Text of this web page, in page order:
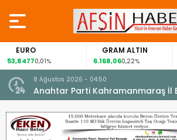
EURO
53,84770,01%
GRAM ALTIN
6.168,060,22%
8 Ağustos 2026 - 04:50
Anahtar Parti Kahramanmaraş İl
Afşin Teşkilatı ile buluştu.